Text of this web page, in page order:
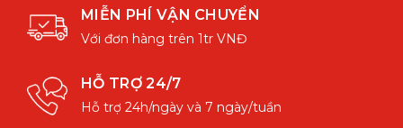
MIỄN PHÍ VẬN CHUYỂN
Với đơn hàng trên 1tr VNĐ
HỖ TRỢ 24/7
Hỗ trợ 24h/ngày và 7 ngày/tuần